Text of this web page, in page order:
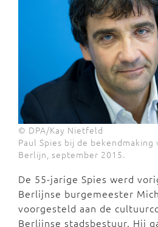
© DPA/Kay Nietfeld
Paul Spies bij de bekendmaking
Berlijn, september 2015.
De 55-jarige Spies werd
Berlijnse burgemeester
voorgesteld aan de
Berlijnse stadsbestuur. Hij